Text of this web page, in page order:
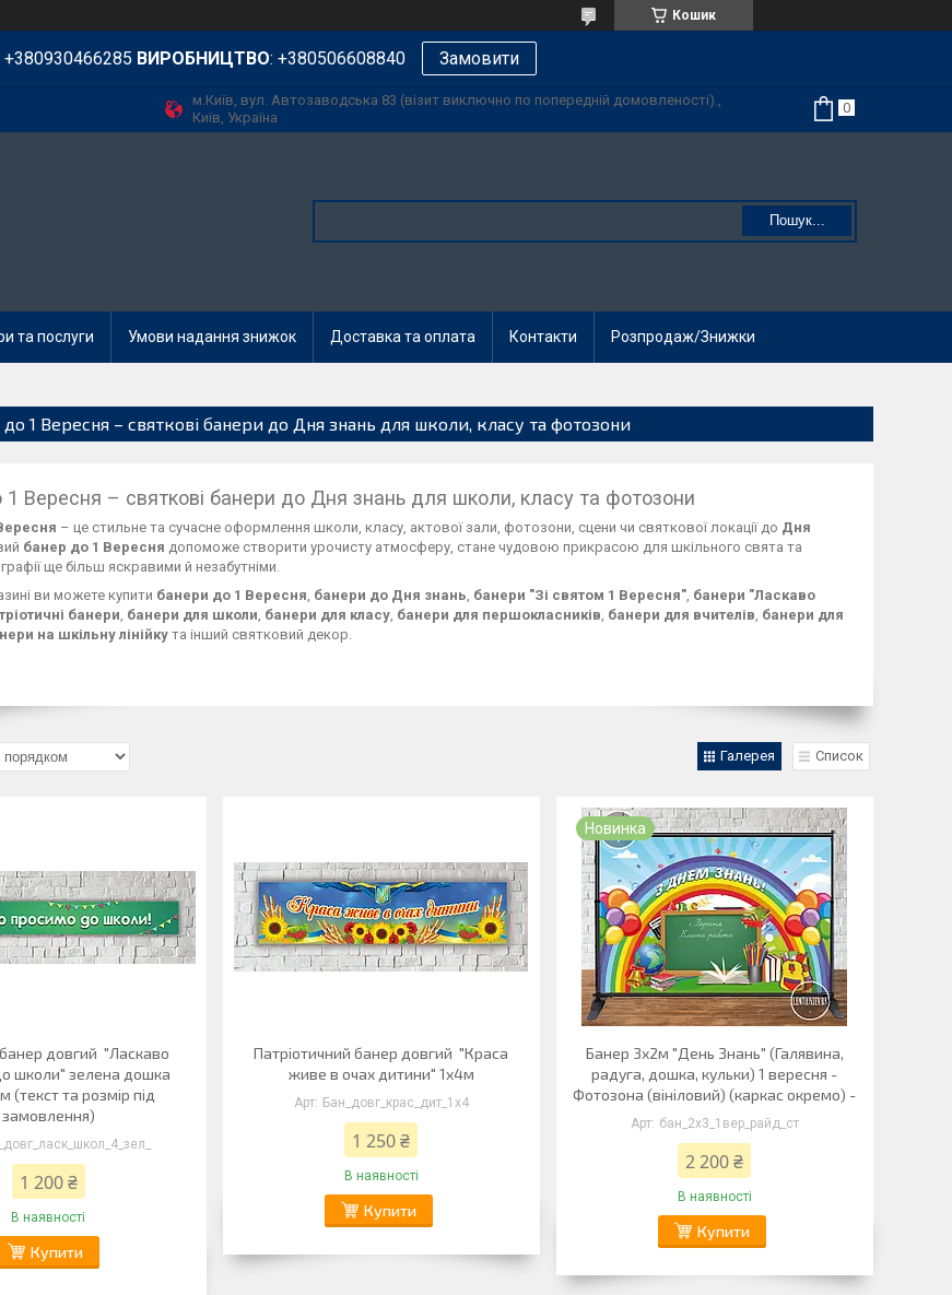
Кошик
+380930466285 ВИРОБНИЦТВО: +380506608840 Замовити
м.Київ, вул. Автозаводська 83 (візит виключно по попередній домовленості).,
Київ, Україна
Пошук...
та послуги Умови надання знижок Доставка та оплата Контакти Розпродаж/Знижки
1 Вересня – святкові банери до Дня знань для школи, класу та фотозони
1 Вересня – святкові банери до Дня знань для школи, класу та фотозони
– це стильне та сучасне оформлення школи, класу, актової зали, фотозони, сцени чи святкової локації до Дня
банер до 1 Вересня допоможе створити урочисту атмосферу, стане чудовою прикрасою для шкільного свята та
ще більш яскравими й незабутніми.
ви можете купити банери до 1 Вересня, банери до Дня знань, банери "Зі святом 1 Вересня", банери "Ласкаво
банери, банери для школи, банери для класу, банери для першокласників, банери для вчителів, банери для
на шкільну лінійку та інший святковий декор.
Галерея Список
довгий "Ласкаво
школи" зелена дошка
(текст та розмір під
замовлення)
1 200 ₴
В наявності
Купити
Патріотичний банер довгий "Краса
живе в очах дитини" 1х4м
Бан_довг_крас_дит_1х4
1 250 ₴
В наявності
Купити
Новинка
Банер 3х2м "День Знань" (Галявина,
радуга, дошка, кульки) 1 вересня -
Фотозона (вініловий) (каркас окремо) -
бан_2х3_1вер_райд_ст
2 200 ₴
В наявності
Купити